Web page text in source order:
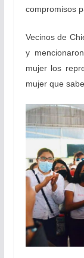
compromisos
Vecinos de
y
mujer los
mujer que